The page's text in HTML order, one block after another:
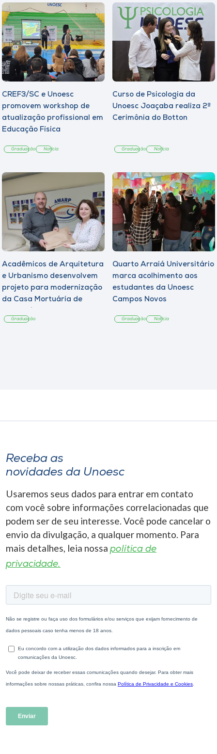
CREF3/SC e Unoesc
promovem workshop de
atualização profissional em
Educação Física
Graduação Notícia
Curso de Psicologia da
Unoesc Joaçaba realiza 2ª
Cerimônia do Botton
Graduação Notícia
Acadêmicos de Arquitetura
e Urbanismo desenvolvem
projeto para modernização
da Casa Mortuária de
Graduação
Quarto Arraiá Universitário
marca acolhimento aos
estudantes da Unoesc
Campos Novos
Graduação Notícia
Receba as
novidades da Unoesc
Usaremos seus dados para entrar em contato
com você sobre informações correlacionadas que
podem ser de seu interesse. Você pode cancelar o
envio da divulgação, a qualquer momento. Para
mais detalhes, leia nossa política de
privacidade.